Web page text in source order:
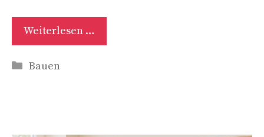
Weiterlesen …
Kategorien
Bauen